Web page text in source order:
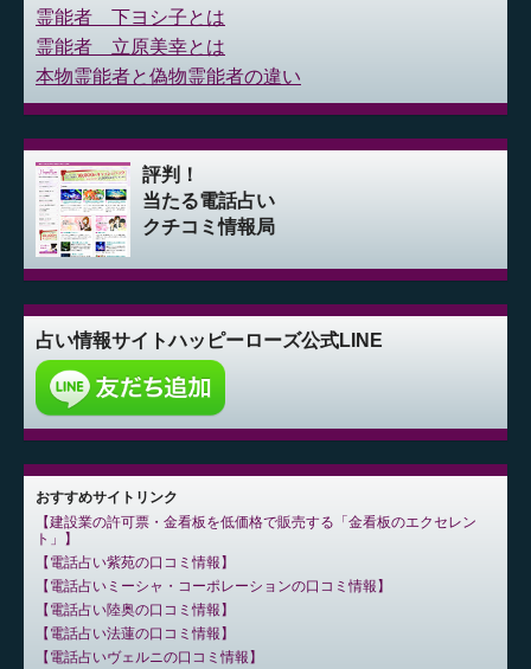
霊能者 下ヨシ子とは
霊能者 立原美幸とは
本物霊能者と偽物霊能者の違い
評判！
当たる電話占い
クチコミ情報局
占い情報サイトハッピーローズ公式LINE
おすすめサイトリンク
建設業の許可票・金看板を低価格で販売する「金看板のエクセレン
ト」
電話占い紫苑の口コミ情報
電話占いミーシャ・コーポレーションの口コミ情報
電話占い陸奥の口コミ情報
電話占い法蓮の口コミ情報
電話占いヴェルニの口コミ情報